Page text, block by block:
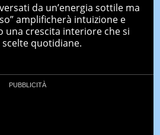
da un’energia sottile ma
amplificherà intuizione e
una crescita interiore che si
quotidiane.